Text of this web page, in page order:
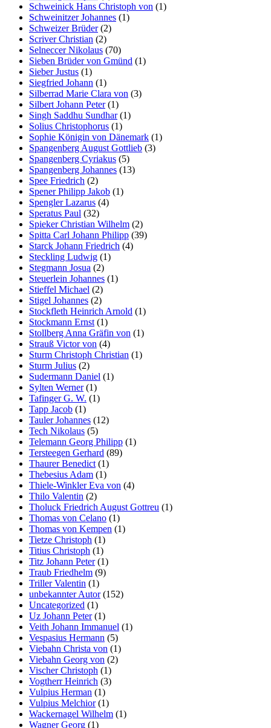
Schweinick Hans Christoph von (1)
Schweinitzer Johannes (1)
Schweizer Brüder(2)
Scriver Christian (2)
Selneccer Nikolaus (70)
Sieben Brüder von Gmünd (1)
Sieber Justus (1)
Siegfried Johann (1)
Silberrad Marie Clara von (3)
Silbert Johann Peter(1)
Singh Saddhu Sundhar(1)
Solius Christophorus (1)
Sophie Königin von Dänemark (1)
Spangenberg August Gottlieb (3)
Spangenberg Cyriakus (5)
Spangenberg Johannes (13)
Spee Friedrich (2)
Spener Philipp Jakob (1)
Spengler Lazarus (4)
Speratus Paul (32)
Spieker Christian Wilhelm (2)
Spitta Carl Johann Philipp (39)
Starck Johann Friedrich (4)
Steckling Ludwig (1)
Stegmann Josua (2)
Steuerlein Johannes (1)
Stieffel Michael (2)
Stigel Johannes (2)
Stockfleth Heinrich Arnold (1)
Stockmann Ernst (1)
Stollberg Anna Gräfin von (1)
Strauß Victor von (4)
Sturm Christoph Christian (1)
Sturm Julius (2)
Sudermann Daniel (1)
Sylten Werner(1)
Tafinger G. W. (1)
Tapp Jacob (1)
Tauler Johannes (12)
Tech Nikolaus (5)
Telemann Georg Philipp (1)
Tersteegen Gerhard (89)
Thaurer Benedict (1)
Thebesius Adam (1)
Thiele-Winkler Eva von (4)
Thilo Valentin (2)
Tholuck Friedrich August Gottreu (1)
Thomas von Celano (1)
Thomas von Kempen (1)
Tietze Christoph (1)
Titius Christoph (1)
Titz Johann Peter(1)
Traub Friedhelm (9)
Triller Valentin (1)
unbekannter Autor(152)
Uncategorized (1)
Uz Johann Peter(1)
Veith Johann Immanuel (1)
Vespasius Hermann (5)
Viebahn Christa von (1)
Viebahn Georg von (2)
Vischer Christoph (1)
Vogtherr Heinrich (3)
Vulpius Herman (1)
Vulpius Melchior(1)
Wackernagel Wilhelm (1)
Wagner Georg (1)